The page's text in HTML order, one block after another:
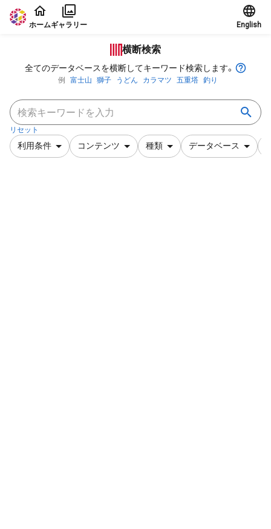
本文に飛ぶ
ホームギャラリー English
横断検索
全てのデータベースを横断してキーワード検索します。
例 富士山 獅子 うどん カラマツ 五重塔 釣り
リセット
利用条件 コンテンツ 種類 データベース